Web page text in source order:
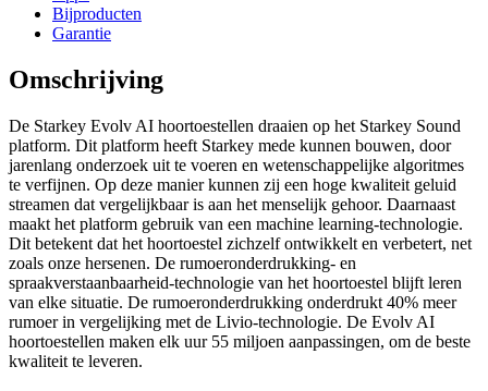
Bijproducten
Garantie
Omschrijving
De Starkey Evolv AI hoortoestellen draaien op het Starkey Sound
platform. Dit platform heeft Starkey mede kunnen bouwen, door
jarenlang onderzoek uit te voeren en wetenschappelijke algoritmes
te verfijnen. Op deze manier kunnen zij een hoge kwaliteit geluid
streamen dat vergelijkbaar is aan het menselijk gehoor. Daarnaast
maakt het platform gebruik van een machine learning-technologie.
Dit betekent dat het hoortoestel zichzelf ontwikkelt en verbetert, net
zoals onze hersenen. De rumoeronderdrukking- en
spraakverstaanbaarheid-technologie van het hoortoestel blijft leren
van elke situatie. De rumoeronderdrukking onderdrukt 40% meer
rumoer in vergelijking met de Livio-technologie. De Evolv AI
hoortoestellen maken elk uur 55 miljoen aanpassingen, om de beste
kwaliteit te leveren.